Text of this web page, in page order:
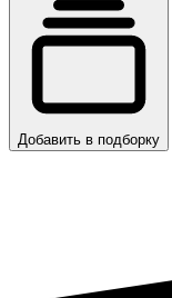
Добавить в подборку